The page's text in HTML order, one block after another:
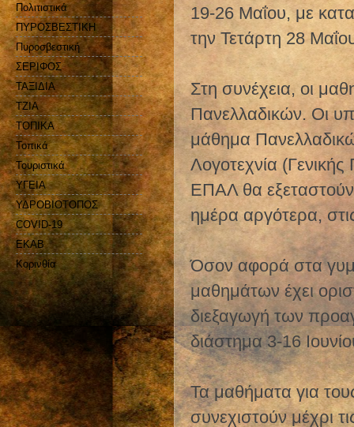
19-26 Μαΐου, με
την Τετάρτη 28
Στη συνέχεια, οι
Πανελλαδικών. Οι
μάθημα
Λογοτεχνία
ΕΠΑΛ θα
ημέρα αργότερα,
Όσον αφορά στα
μαθημάτων έχει
διεξαγωγή των
διάστημα 3-16
Τα μαθήματα για
συνεχιστούν μέχρι
Πολιτιστικά
ΠΥΡΟΣΒΕΣΤΙΚΗ
Πυροσβεστική
ΣΕΡΙΦΟΣ
ΤΑΞΙΔΙΑ
ΤΖΙΑ
ΤΟΠΙΚΑ
Τοπικά
Τουριστικά
ΥΓΕΙΑ
ΥΔΡΟΒΙΟΤΟΠΟΣ
COVID-19
EKAB
Kορινθία